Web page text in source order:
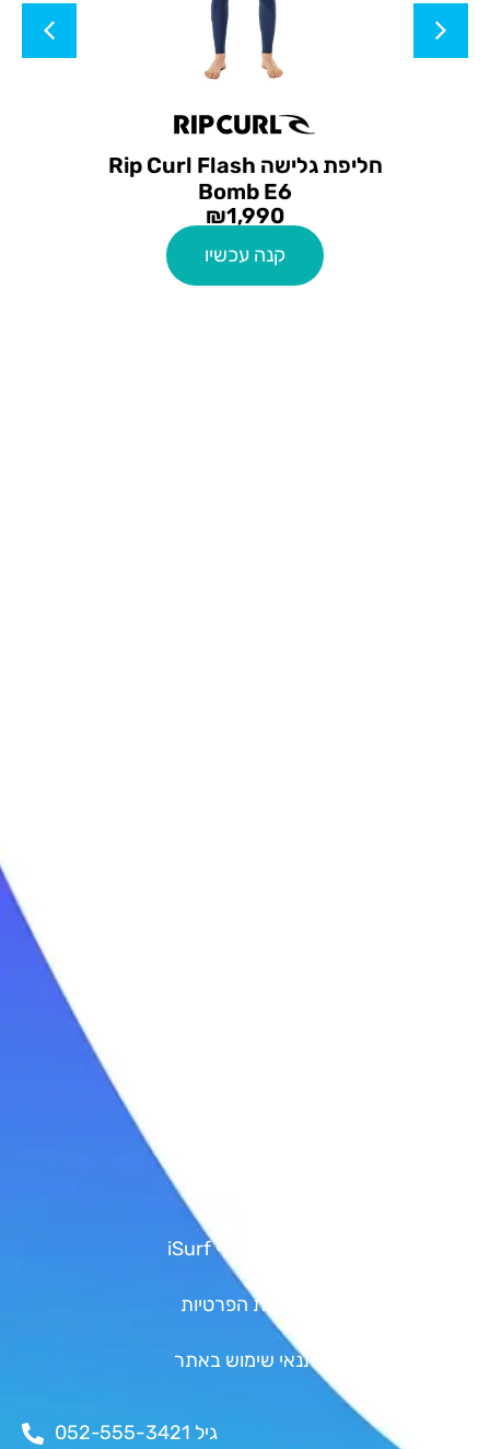
חליפת גלישה Rip Curl Flash
Bomb E6
₪1,990
קנה עכשיו
אודות איי סרף iSurf
מדיניות הפרטיות
תנאי שימוש באתר
גיל 052-555-3421